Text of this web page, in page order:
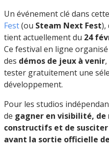
Un événement clé dans
Fest(ou Steam Next Fest),
tient actuellement du 24
Ce festival en ligne
des démos de jeux à venir
tester gratuitement une
développement.
Pour les studios
de gagner en visibilité, de
constructifs et de
avant la sortie officielle